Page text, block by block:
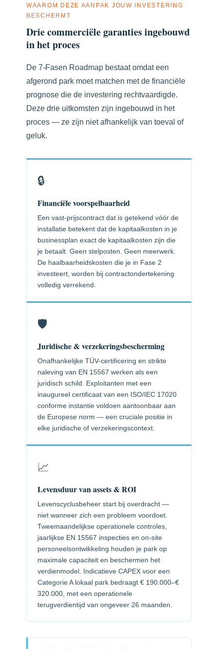
WAAROM DEZE AANPAK JOUW INVESTERING
BESCHERMT
Drie commerciële garanties ingebouwd
in het proces
De 7-Fasen Roadmap bestaat omdat een
afgerond park moet matchen met de financiële
prognose die de investering rechtvaardigde.
Deze drie uitkomsten zijn ingebouwd in het
proces — ze zijn niet afhankelijk van toeval of
geluk.
🔒
Financiële voorspelbaarheid
Een vast-prijscontract dat is getekend vóór de
installatie betekent dat de kapitaalkosten in je
businessplan exact de kapitaalkosten zijn die
je betaalt. Geen stelposten. Geen meerwerk.
De haalbaarheidskosten die je in Fase 2
investeert, worden bij contractondertekening
volledig verrekend.
🛡️
Juridische & verzekeringsbescherming
Onafhankelijke TÜV-certificering en strikte
naleving van EN 15567 werken als een
juridisch schild. Exploitanten met een
inaugureel certificaat van een ISO/IEC 17020
conforme instantie voldoen aantoonbaar aan
de Europese norm — een cruciale positie in
elke juridische of verzekeringscontext.
📈
Levensduur van assets & ROI
Levenscyclusbeheer start bij overdracht —
niet wanneer zich een probleem voordoet.
Tweemaandelijkse operationele controles,
jaarlijkse EN 15567 inspecties en on-site
personeelsontwikkeling houden je park op
maximale capaciteit en beschermen het
verdienmodel. Indicatieve CAPEX voor een
Categorie A lokaal park bedraagt € 190.000–€
320.000, met een operationele
terugverdientijd van ongeveer 26 maanden.